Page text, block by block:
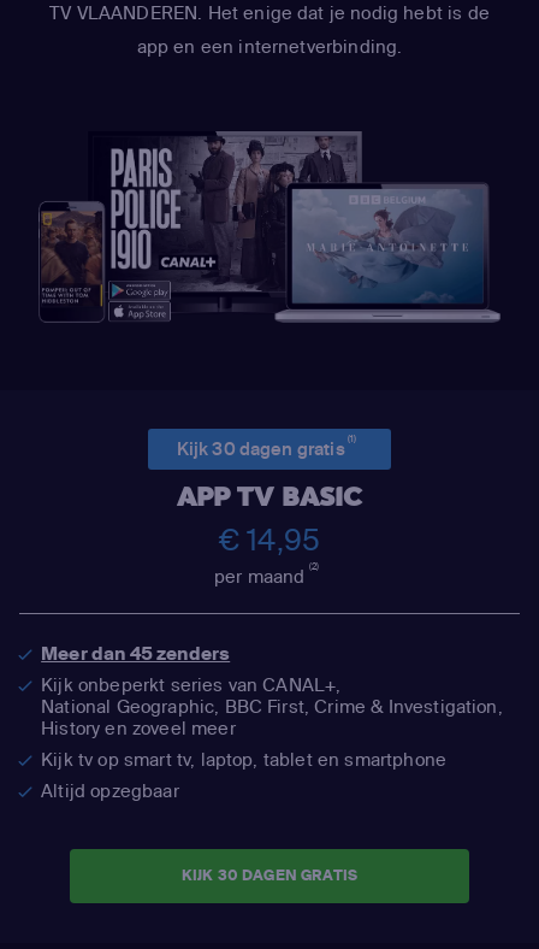
TV VLAANDEREN. Het enige dat je nodig hebt is de
app en een internetverbinding.
Kijk 30 dagen gratis(1)
APP TV BASIC
€ 14,95
per maand(2)
Meer dan 45 zenders
Kijk onbeperkt series van CANAL+,
National Geographic, BBC First, Crime & Investigation,
History en zoveel meer
Kijk tv op smart tv, laptop, tablet en smartphone
Altijd opzegbaar
KIJK 30 DAGEN GRATIS